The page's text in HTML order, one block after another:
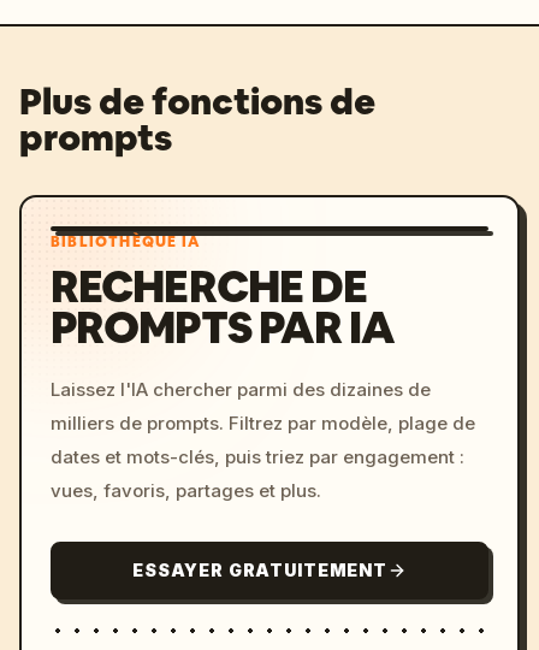
Plus de fonctions de
prompts
BIBLIOTHÈQUE IA
RECHERCHE DE
PROMPTS PAR IA
Laissez l'IA chercher parmi des dizaines de
milliers de prompts. Filtrez par modèle, plage de
dates et mots-clés, puis triez par engagement :
vues, favoris, partages et plus.
ESSAYER GRATUITEMENT